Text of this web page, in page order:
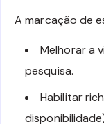
A marcação de
Melhorar a
pesquisa.
Habilitar